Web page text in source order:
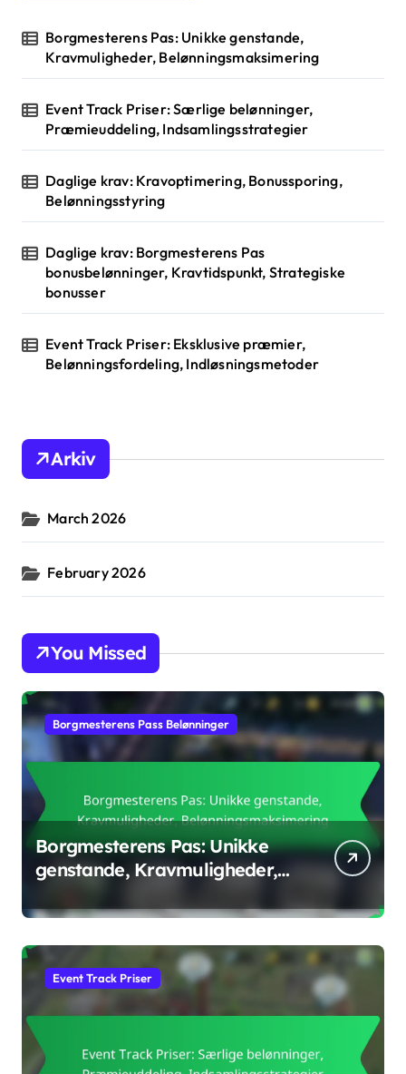
:
Borgmesterens Pas: Unikke genstande,
Kravmuligheder, Belønningsmaksimering
Event Track Priser: Særlige belønninger,
Præmieuddeling, Indsamlingsstrategier
Daglige krav: Kravoptimering, Bonussporing,
Belønningsstyring
Daglige krav: Borgmesterens Pas
bonusbelønninger, Kravtidspunkt, Strategiske
bonusser
Event Track Priser: Eksklusive præmier,
Belønningsfordeling, Indløsningsmetoder
Arkiv
March 2026
February 2026
You Missed
Borgmesterens Pass Belønninger
Borgmesterens Pas: Unikke
genstande, Kravmuligheder,
Event Track Priser